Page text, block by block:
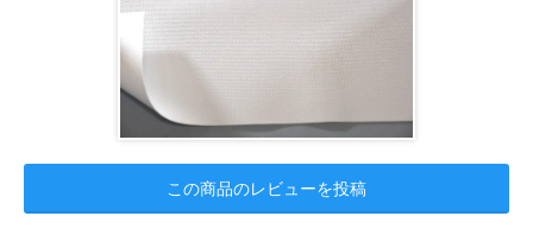
この商品のレビューを投稿